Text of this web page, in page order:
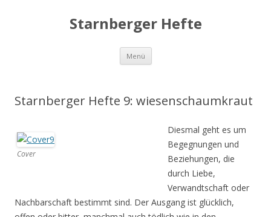
Starnberger Hefte
Menü Springe
Inhalt
Starnberger Hefte 9: wiesenschaumkraut
Cover
Diesmal geht es um
Begegnungen und
Beziehungen, die
durch Liebe,
Verwandtschaft oder
Nachbarschaft bestimmt sind. Der Ausgang ist glücklich,